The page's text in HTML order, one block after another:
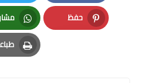
Facebook
حفظ
Pinterest
Print